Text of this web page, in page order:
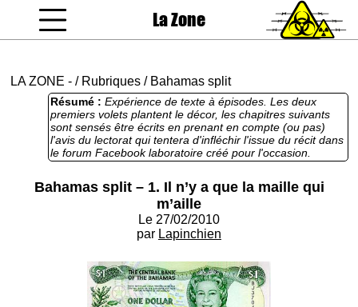
La Zone
LA ZONE - / Rubriques / Bahamas split
Résumé : Expérience de texte à épisodes. Les deux
premiers volets plantent le décor, les chapitres suivants
sont sensés être écrits en prenant en compte (ou pas)
l'avis du lectorat qui tentera d'infléchir l'issue du récit dans
le forum Facebook laboratoire créé pour l'occasion.
http://www.facebook.com/pages/Bahamas-
Bahamas split – 1. Il n’y a que la maille qui
m’aille
Le 27/02/2010
par Lapinchien